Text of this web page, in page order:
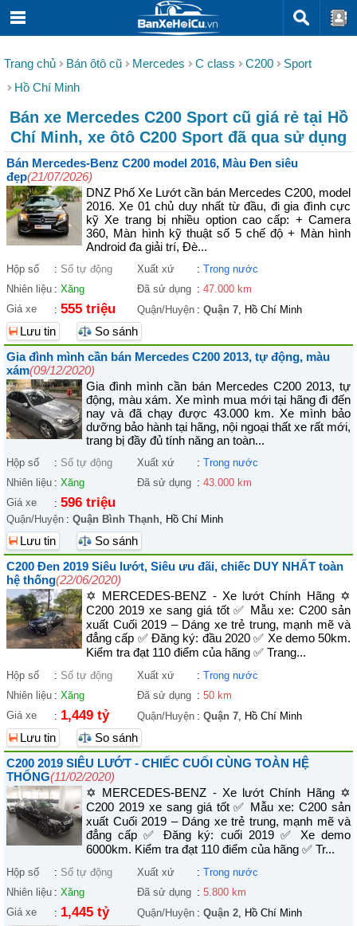
Trang chủ Bán ôtô cũ Mercedes C class C200
Sport
Hồ Chí Minh
Bán xe Mercedes C200 Sport cũ giá rẻ tại Hồ
Chí Minh, xe ôtô C200 Sport đã qua sử dụng
Bán Mercedes-Benz C200 model 2016, Màu Đen siêu
đẹp(21/07/2026)
DNZ Phố Xe Lướt cần bán Mercedes C200, model
2016. Xe 01 chủ duy nhất từ đầu, đi gia đình cực
kỹ Xe trang bị nhiều option cao cấp: + Camera
360, Màn hình kỹ thuật số 5 chế độ + Màn hình
Android đa giải trí, Đè...
Hộp số : Số tự động Xuất xứ : Trong nước
Nhiên liệu : Xăng Đã sử dụng : 47.000 km
Giá xe
: 555 triệu Quận/Huyện : Quận 7, Hồ Chí Minh
Lưu tin
So sánh
Gia đình mình cần bán Mercedes C200 2013, tự động, màu
xám(09/12/2020)
Gia đình mình cần bán Mercedes C200 2013, tự
động, màu xám. Xe mình mua mới tại hãng đi đến
nay và đã chạy được 43.000 km. Xe mình bảo
dưỡng bảo hành tại hãng, nội ngoại thất xe rất mới,
trang bị đầy đủ tính năng an toàn...
Hộp số : Số tự động Xuất xứ : Trong nước
Nhiên liệu : Xăng Đã sử dụng : 43.000 km
Giá xe
: 596 triệu
Quận/Huyện : Quận Bình Thạnh, Hồ Chí Minh
Lưu tin
So sánh
C200 Đen 2019 Siêu lướt, Siêu ưu đãi, chiếc DUY NHẤT toàn
hệ thống(22/06/2020)
✡ MERCEDES-BENZ - Xe lướt Chính Hãng ✡
C200 2019 xe sang giá tốt ✅ Mẫu xe: C200 sản
xuất Cuối 2019 – Dáng xe trẻ trung, mạnh mẽ và
đẳng cấp ✅ Đăng ký: đầu 2020 ✅ Xe demo 50km.
Kiểm tra đạt 110 điểm của hãng ✅ Trang...
Hộp số : Số tự động Xuất xứ : Trong nước
Nhiên liệu : Xăng Đã sử dụng : 50 km
Giá xe
: 1,449 tỷ Quận/Huyện : Quận 7, Hồ Chí Minh
Lưu tin
So sánh
C200 2019 SIÊU LƯỚT - CHIẾC CUỐI CÙNG TOÀN HỆ
THỐNG(11/02/2020)
✡ MERCEDES-BENZ - Xe lướt Chính Hãng ✡
C200 2019 xe sang giá tốt ✅ Mẫu xe: C200 sản
xuất Cuối 2019 – Dáng xe trẻ trung, mạnh mẽ và
đẳng cấp ✅ Đăng ký: cuối 2019 ✅ Xe demo
6000km. Kiểm tra đạt 110 điểm của hãng ✅ Tr...
Hộp số : Số tự động Xuất xứ : Trong nước
Nhiên liệu : Xăng Đã sử dụng : 5.800 km
Giá xe
: 1,445 tỷ Quận/Huyện : Quận 2, Hồ Chí Minh